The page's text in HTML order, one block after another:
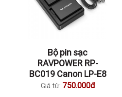
Bộ pin sạc
RAVPOWER RP-
BC019 Canon LP-E8
Giá từ: 750.000đ